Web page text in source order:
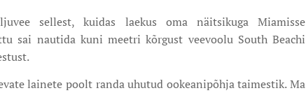
sellest, kuidas laekus oma näitsikuga Miamisse
sai nautida kuni meetri kõrgust veevoolu South Beachi
lainete poolt randa uhutud ookeanipõhja taimestik. Ma